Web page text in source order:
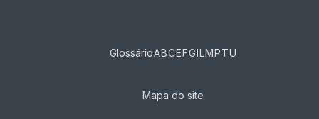
GlossárioABCEFGILMPTU
Mapa do site